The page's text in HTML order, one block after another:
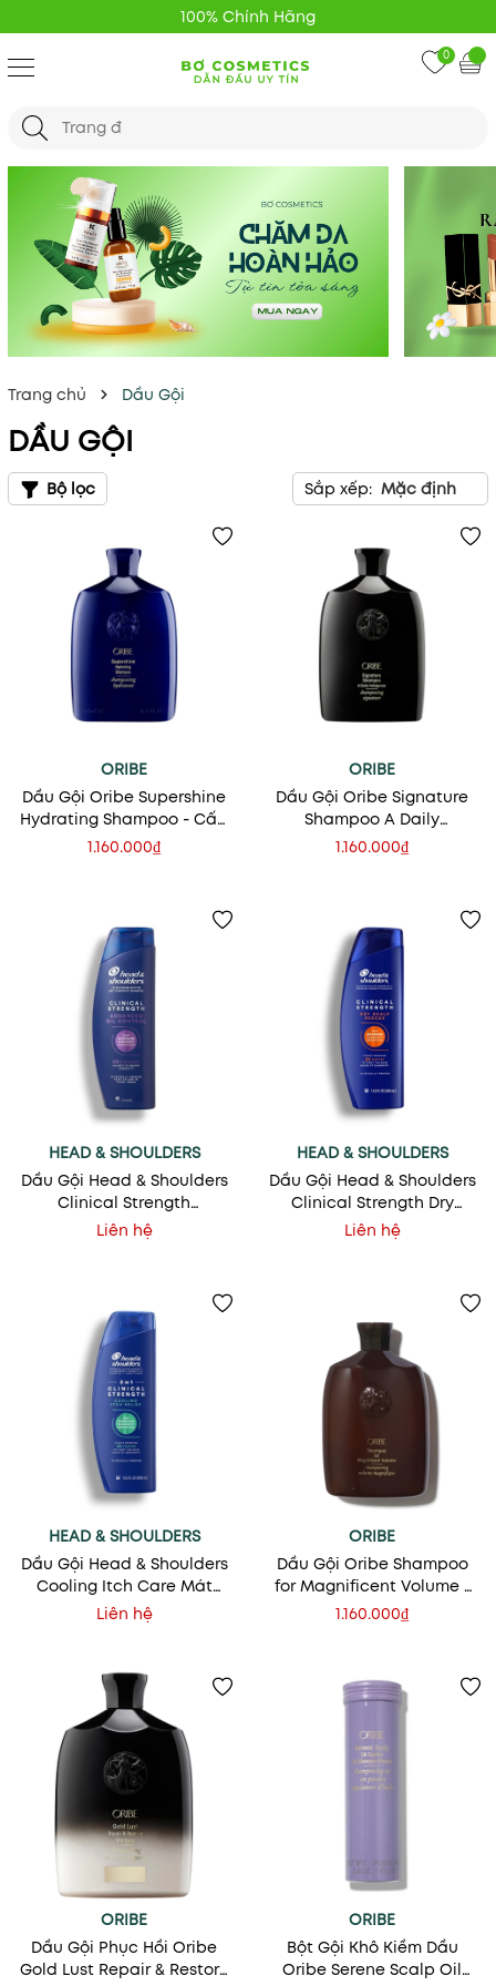
Giao Hàng Nhanh 24H
0
Trang chủ Dầu Gội
DẦU GỘI
Bộ lọc Sắp xếp: Mặc định
ORIBE
Dầu Gội Oribe Supershine
Hydrating Shampoo - Cấp
Ẩm Sâu, Bóng Mượt Tóc
1.160.000₫
ORIBE
Dầu Gội Oribe Signature
Shampoo A Daily
Indulgence - Nuôi Dưỡng
1.160.000₫
HEAD & SHOULDERS
Dầu Gội Head & Shoulders
Clinical Strength
Advanced Oil Control -
Liên hệ
HEAD & SHOULDERS
Dầu Gội Head & Shoulders
Clinical Strength Dry
Scalp Rescue - Cấp Ẩm &
Liên hệ
HEAD & SHOULDERS
Dầu Gội Head & Shoulders
Cooling Itch Care Mát
Lạnh, Trị Gàu & Nấm Da
Liên hệ
ORIBE
Dầu Gội Oribe Shampoo
for Magnificent Volume -
Làm Dày & Tạo Độ Phồng
1.160.000₫
ORIBE
Dầu Gội Phục Hồi Oribe
Gold Lust Repair & Restore
ORIBE
Bột Gội Khô Kiềm Dầu
Oribe Serene Scalp Oil